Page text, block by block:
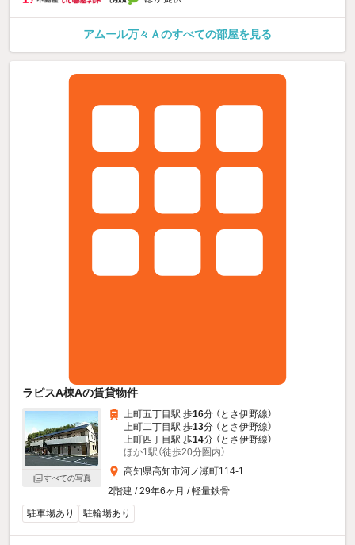
アムール万々Ａのすべての部屋を見る
ラピスA棟Aの賃貸物件
すべての写真
上町五丁目駅 歩16分 （とさ伊野線）
上町二丁目駅 歩13分 （とさ伊野線）
上町四丁目駅 歩14分 （とさ伊野線）
ほか1駅（徒歩20分圏内）
高知県高知市河ノ瀬町114-1
2階建 / 29年6ヶ月 / 軽量鉄骨
駐車場あり
駐輪場あり